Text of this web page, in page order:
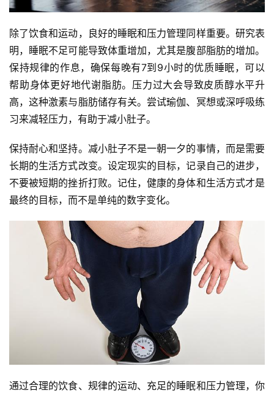
除了饮食和运动，良好的睡眠和压力管理同样重要。研究表
明，睡眠不足可能导致体重增加，尤其是腹部脂肪的增加。
保持规律的作息，确保每晚有7到9小时的优质睡眠，可以
帮助身体更好地代谢脂肪。压力过大会导致皮质醇水平升
高，这种激素与脂肪储存有关。尝试瑜伽、冥想或深呼吸练
习来减轻压力，有助于减小肚子。
保持耐心和坚持。减小肚子不是一朝一夕的事情，而是需要
长期的生活方式改变。设定现实的目标，记录自己的进步，
不要被短期的挫折打败。记住，健康的身体和生活方式才是
最终的目标，而不是单纯的数字变化。
通过合理的饮食、规律的运动、充足的睡眠和压力管理，你